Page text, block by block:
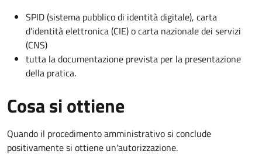
SPID (sistema pubblico di identità digitale), carta
d’identità elettronica (CIE) o carta nazionale dei servizi
(CNS)
tutta la documentazione prevista per la presentazione
della pratica.
Cosa si ottiene
Quando il procedimento amministrativo si conclude
positivamente si ottiene un'autorizzazione.